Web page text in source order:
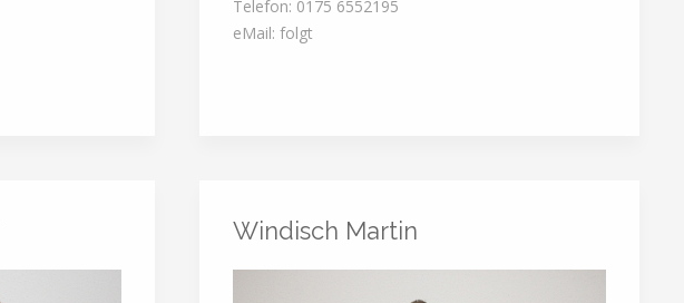
Telefon: 0175 6552195
eMail: folgt
Windisch Martin